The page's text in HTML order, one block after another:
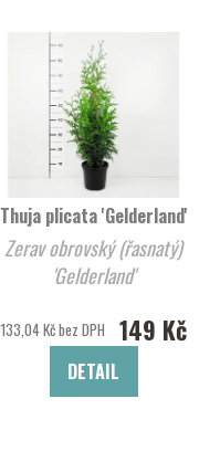
Thuja plicata 'Gelderland'
Zerav obrovský (řasnatý)
'Gelderland'
133,04 Kč bez DPH 149 Kč
DETAIL